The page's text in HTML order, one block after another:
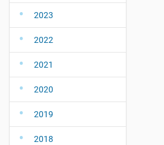
2023
2022
2021
2020
2019
2018